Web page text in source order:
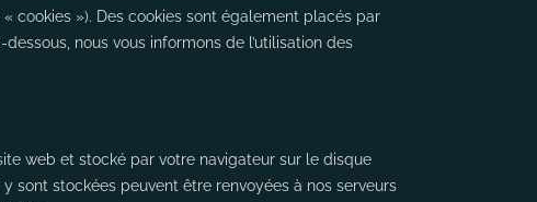
cookies »). Des cookies sont également placés par
nous vous informons de l’utilisation des
web et stocké par votre navigateur sur le disque
sont stockées peuvent être renvoyées à nos serveurs